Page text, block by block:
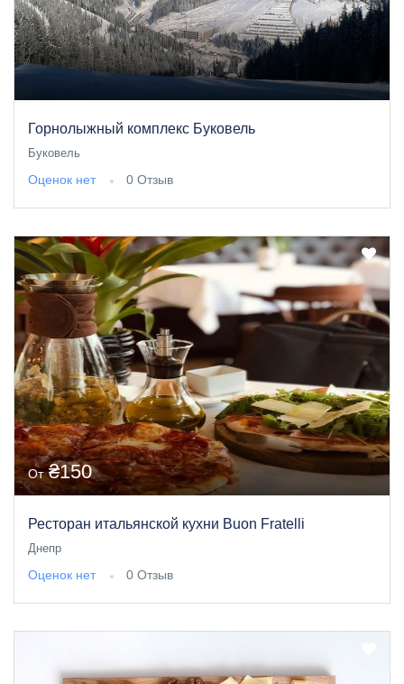
Горнолыжный комплекс Буковель
Буковель
Оценок нет 0 Отзыв
От₴150
Ресторан итальянской кухни Buon Fratelli
Днепр
Оценок нет 0 Отзыв